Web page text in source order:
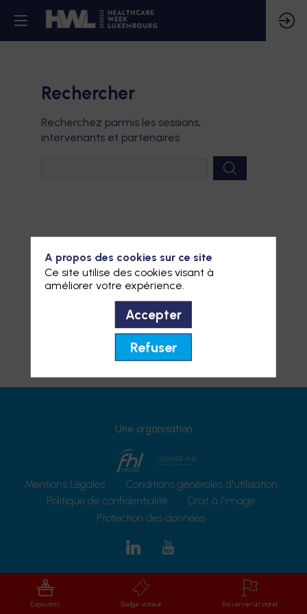
Rechercher
Recherchez parmis les sessions,
intervenants et partenaires
Une organisation
Mentions Légales
Conditions générales d'utilisation
Politique de confidentialité
Droit à l'image
Protection des données
Exposants Badge visiteur Réserver un stand
A propos des cookies sur ce site
Ce site utilise des cookies visant à
améliorer votre expérience.
Accepter
Refuser